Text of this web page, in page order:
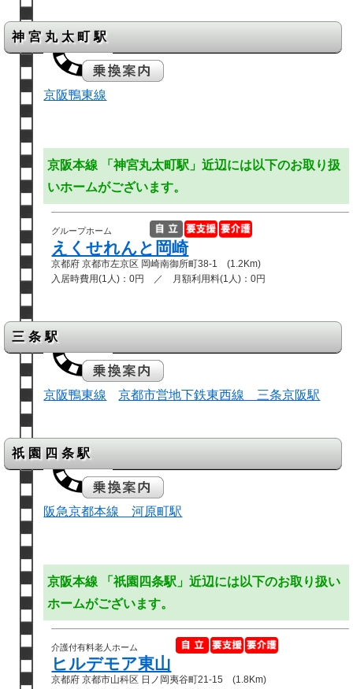
神宮丸太町駅
京阪鴨東線
京阪本線 「神宮丸太町駅」近辺には以下のお取り扱
いホームがございます。
グループホーム
えくせれんと岡崎
京都府 京都市左京区 岡崎南御所町38-1 (1.2Km)
入居時費用(1人)：0円 ／ 月額利用料(1人)：0円
三条駅
京阪鴨東線 京都市営地下鉄東西線 三条京阪駅
祇園四条駅
阪急京都本線 河原町駅
京阪本線 「祇園四条駅」近辺には以下のお取り扱い
ホームがございます。
介護付有料老人ホーム
ヒルデモア東山
京都府 京都市山科区 日ノ岡夷谷町21-15 (1.8Km)